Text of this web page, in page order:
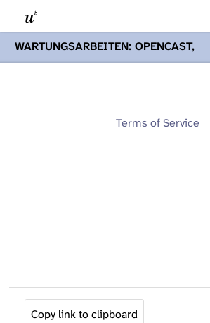
WARTUNGSARBEITEN: OPENCAST,
PODCASTS & TOBIRA
Mi 19. August
Opencast-Videos und Tobira nicht zur
Terms of Service
Copy link to clipboard